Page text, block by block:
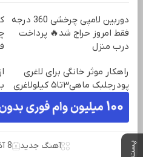
دوربین لامپی چرخشی 360 درجه
فقط امروز حراج شد🔥 پرداخت
درب منزل
راهکار موثر خانگی برای لاغری
پودرجلبک ماهی۳تا۵ کیلولاغری
آهنگ جدید 8 آذر 1404